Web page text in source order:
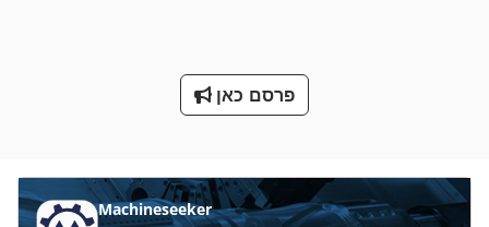
שעועית עם פרוסות המכונה
פרסם כאן
Machineseeker